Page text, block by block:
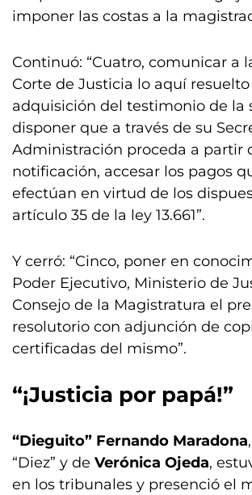
imponer las costas a la
Continuó: “Cuatro, comunicar a
Corte de Justicia lo aquí
adquisición del testimonio de la
disponer que a través de su
Administración proceda a partir
notificación, accesar los pagos
efectúan en virtud de los
artículo 35 de la ley 13.661”.
Y cerró: “Cinco, poner en
Poder Ejecutivo, Ministerio de
Consejo de la Magistratura el
resolutorio con adjunción de
certificadas del mismo”.
“¡Justicia por papá!”
“Dieguito” Fernando Maradona
“Diez” y de Verónica Ojeda,
en los tribunales y presenció el